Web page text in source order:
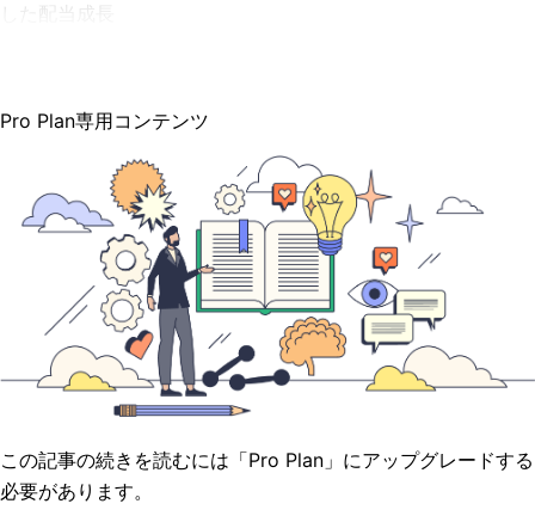
した配当成長
Pro Plan専用コンテンツ
この記事の続きを読むには「Pro Plan」にアップグレードする
必要があります。